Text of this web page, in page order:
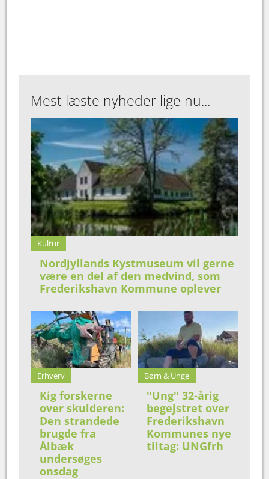
Mest læste nyheder lige nu...
Kultur
Nordjyllands Kystmuseum vil gerne
være en del af den medvind, som
Frederikshavn Kommune oplever
Erhverv
Kig forskerne
over skulderen:
Den strandede
brugde fra
Ålbæk
undersøges
onsdag
Børn & Unge
"Ung" 32-årig
begejstret over
Frederikshavn
Kommunes nye
tiltag: UNGfrh